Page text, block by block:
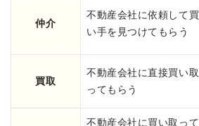
仲介
不動産会社に依頼して買
い手を見つけてもらう
買取
不動産会社に直接買い取
ってもらう
不動産会社に買い取って